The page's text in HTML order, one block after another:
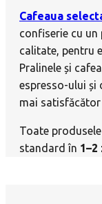
Cafeaua
confiserie cu
calitate, pentru
Pralinele și
espresso-ului și
mai
Toate
standard în